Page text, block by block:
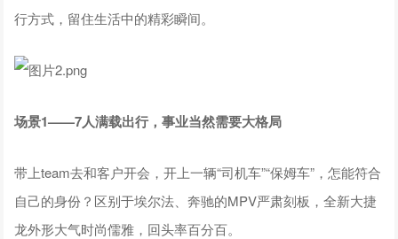
行方式，留住生活中的精彩瞬间。
场景1——7人满载出行，事业当然需要大格局
带上team去和客户开会，开上一辆“司机车”“保姆车”，怎能符合
自己的身份？区别于埃尔法、奔驰的MPV严肃刻板，全新大捷
龙外形大气时尚儒雅，回头率百分百。